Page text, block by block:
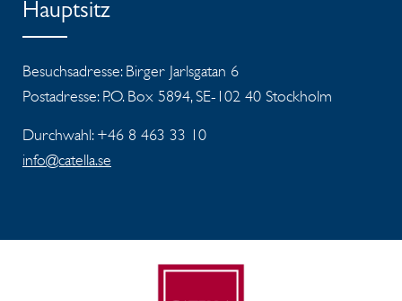
Hauptsitz
Besuchsadresse: Birger Jarlsgatan 6
Postadresse: P.O. Box 5894, SE-102 40 Stockholm
Durchwahl: +46 8 463 33 10
info@catella.se